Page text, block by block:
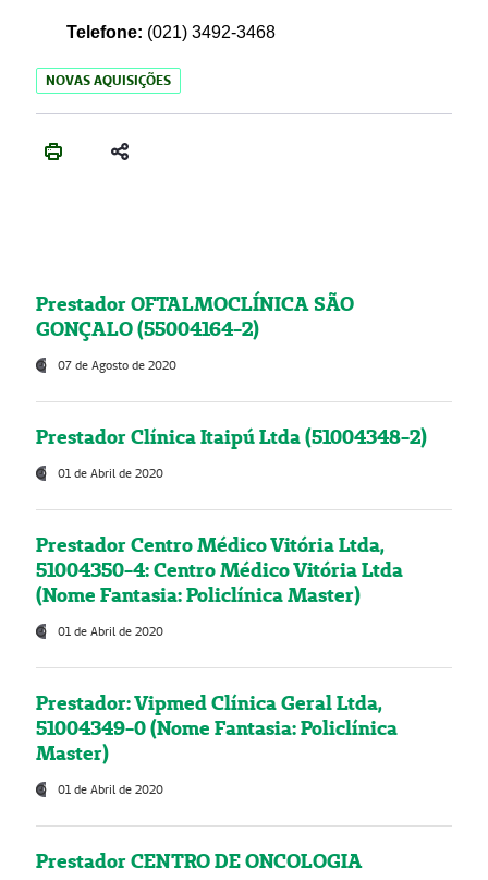
Telefone: (021) 3492-3468
NOVAS AQUISIÇÕES
Prestador OFTALMOCLÍNICA SÃO
GONÇALO (55004164-2)
07 de Agosto de 2020
Prestador Clínica Itaipú Ltda (51004348-2)
01 de Abril de 2020
Prestador Centro Médico Vitória Ltda,
51004350-4: Centro Médico Vitória Ltda
(Nome Fantasia: Policlínica Master)
01 de Abril de 2020
Prestador: Vipmed Clínica Geral Ltda,
51004349-0 (Nome Fantasia: Policlínica
Master)
01 de Abril de 2020
Prestador CENTRO DE ONCOLOGIA